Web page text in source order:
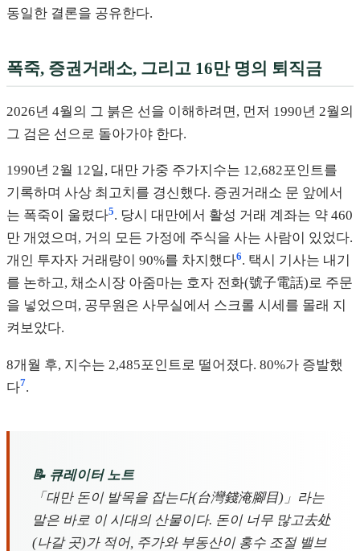
동일한 결론을 공유한다.
폭죽, 증권거래소, 그리고 16만 명의 퇴직금
2026년 4월의 그 붉은 선을 이해하려면, 먼저 1990년 2월의
그 검은 선으로 돌아가야 한다.
1990년 2월 12일, 대만 가중 주가지수는 12,682포인트를
기록하며 사상 최고치를 경신했다. 증권거래소 문 앞에서
는 폭죽이 울렸다5. 당시 대만에서 활성 거래 계좌는 약 460
만 개였으며, 거의 모든 가정에 주식을 사는 사람이 있었다.
개인 투자자 거래량이 90%를 차지했다6. 택시 기사는 내기
를 논하고, 채소시장 아줌마는 호자 전화(號子電話)로 주문
을 넣었으며, 공무원은 사무실에서 스크롤 시세를 몰래 지
켜보았다.
8개월 후, 지수는 2,485포인트로 떨어졌다. 80%가 증발했
다7.
📝 큐레이터 노트
「대만 돈이 발목을 잡는다(台灣錢淹腳目)」라는
말은 바로 이 시대의 산물이다. 돈이 너무 많고去处
(나갈 곳)가 적어, 주가와 부동산이 홍수 조절 밸브